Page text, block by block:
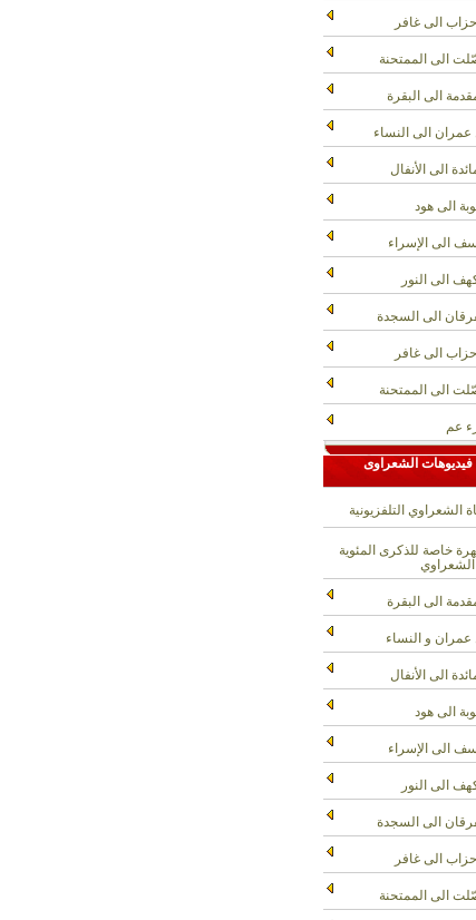
الى غافر
الى الممتحنة
الى البقرة
الى النساء
الى الأنفال
الى هود
الى الإسراء
الى النور
الى السجدة
الى غافر
الى الممتحنة
عم
فيديوهات الشعراوى
الشعراوي التلفزيونية
خاصة للذكرى المئوية
الى البقرة
و النساء
الى الأنفال
الى هود
الى الإسراء
الى النور
الى السجدة
الى غافر
الى الممتحنة